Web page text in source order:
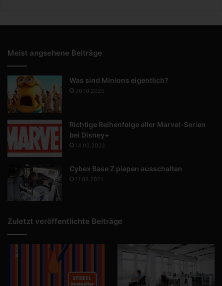
Meist angsehene Beiträge
Was sind Minions eigentlich?
20.10.2020
Richtige Reihenfolge aller Marvel-Serien
bei Disney+
14.03.2022
Cybex Base Z piepen ausschalten
11.08.2021
Zuletzt veröffentlichte Beiträge